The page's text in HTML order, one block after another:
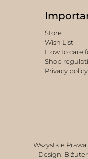
Store
Wish List
How to care
Shop
Privacy policy
Wszystkie
Design.